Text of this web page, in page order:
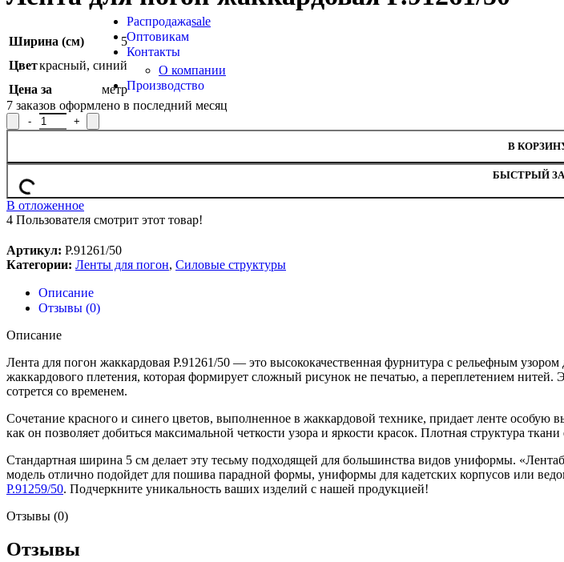
Продукция из арамидных нитей
Распродажаsale
Оптовикам
Контакты
О компании
Производство
Ширина (см)
5
Цветкрасный, синий
Цена за
метр
7 заказов оформлено в последний месяц
Количество товара Лента для погон жаккардовая Р.91261/50
В
БЫСТРЫЙ
В отложенное
4 Пользователя смотрит этот товар!
Артикул: Р.91261/50
Категории: Ленты для погон, Силовые структуры
Описание
Отзывы (0)
Описание
Лента для погон жаккардовая Р.91261/50 — это высококачественная фурнитура с рельефным
жаккардового плетения, которая формирует сложный рисунок не печатью, а переплетением
сотрется со временем.
Сочетание красного и синего цветов, выполненное в жаккардовой технике, придает ленте особую
как он позволяет добиться максимальной четкости узора и яркости красок. Плотная структура
Стандартная ширина 5 см делает эту тесьму подходящей для большинства видов униформы.
модель отлично подойдет для пошива парадной формы, униформы для кадетских корпусов или
Р.91259/50. Подчеркните уникальность ваших изделий с нашей продукцией!
Отзывы (0)
Отзывы